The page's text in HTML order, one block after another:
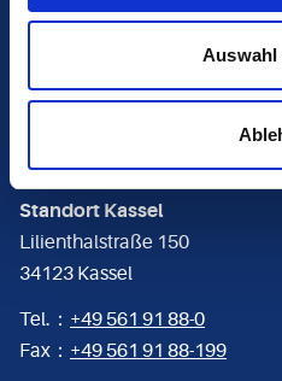
Auswahl
Bioscientia MVZ Labor
Standort Kassel
Lilienthalstraße 150
34123 Kassel
Tel.： +49 561 91 88-0
Fax： +49 561 91 88-199